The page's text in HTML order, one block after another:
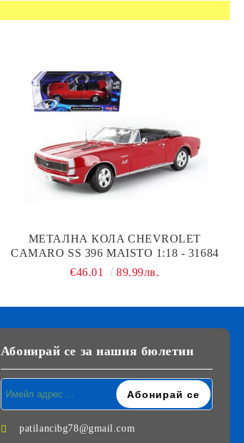
МЕТАЛНА КОЛA CHEVROLET
CAMARO SS 396 MAISTO 1:18 - 31684
€46.01
89.99лв.
Абонирай се за нашия бюлетин
patilancibg78@gmail.com